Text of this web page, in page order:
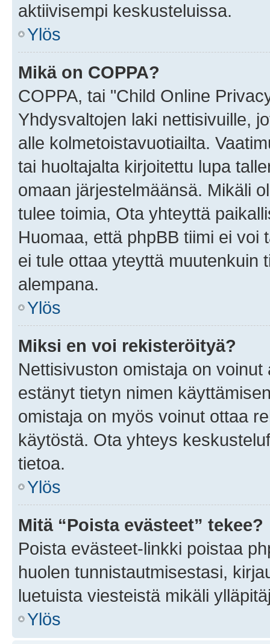
aktiivisempi keskusteluissa.
Ylös
Mikä on COPPA?
COPPA, tai "Child Online
Yhdysvaltojen laki nettisivuille,
alle kolmetoistavuotiailta.
tai huoltajalta kirjoitettu lupa
omaan järjestelmäänsä. Mikäli
tulee toimia, Ota yhteyttä
Huomaa, että phpBB tiimi ei
ei tule ottaa yteyttä muutenkuin
alempana.
Ylös
Miksi en voi rekisteröityä?
Nettisivuston omistaja on
estänyt tietyn nimen
omistaja on myös voinut ottaa
käytöstä. Ota yhteys
tietoa.
Ylös
Mitä “Poista evästeet” tekee?
Poista evästeet-linkki poistaa
huolen tunnistautmisestasi,
luetuista viesteistä mikäli
Ylös